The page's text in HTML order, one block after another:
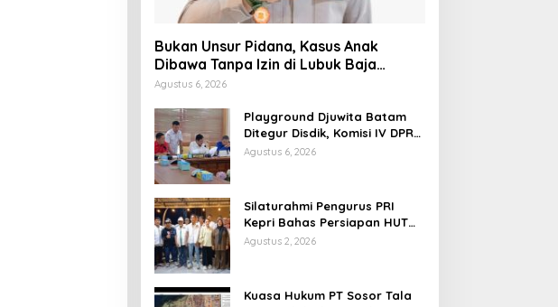
Bukan Unsur Pidana, Kasus Anak
Dibawa Tanpa Izin di Lubuk Baja
Dihentikan
Agustus 6, 2026
Playground Djuwita Batam
Ditegur Disdik, Komisi IV DPRD
Jadwalkan Sidak
Agustus 6, 2026
Silaturahmi Pengurus PRI
Kepri Bahas Persiapan HUT
Ke-1 dan Penguatan
Agustus 2, 2026
Kuasa Hukum PT Sosor Tala